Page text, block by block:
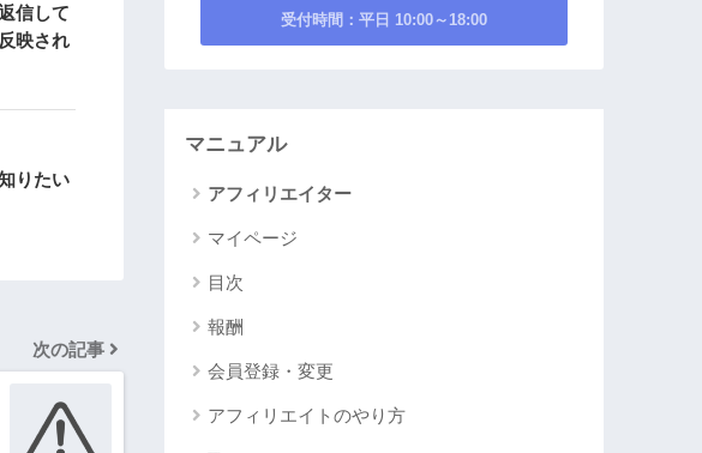
信して
映され
りたい
次の記事
受付時間：平日 10:00～18:00
マニュアル
アフィリエイター
マイページ
目次
報酬
会員登録・変更
アフィリエイトのやり方